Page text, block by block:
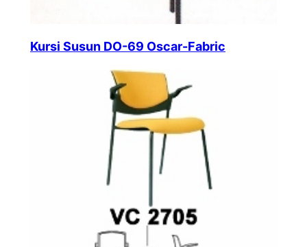
Kursi Susun DO-69 Oscar-Fabric